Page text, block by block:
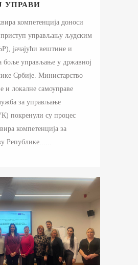
УПРАВИ
компетенција доноси
управљању људским
јачајући вештине и
боље управљање у државној
Србије. Министарство
и локалне самоуправе
за управљање
покренули су процес
компетенција за
Републике......